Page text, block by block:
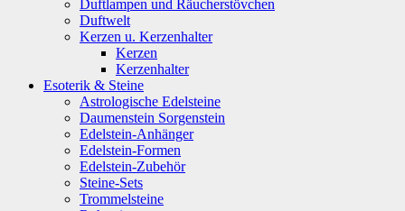
Duftlampen und Räucherstövchen
Duftwelt
Kerzen u. Kerzenhalter
Kerzen
Kerzenhalter
Esoterik & Steine
Astrologische Edelsteine
Daumenstein Sorgenstein
Edelstein-Anhänger
Edelstein-Formen
Edelstein-Zubehör
Steine-Sets
Trommelsteine